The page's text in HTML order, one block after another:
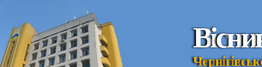
Вісни
Чернігівськ